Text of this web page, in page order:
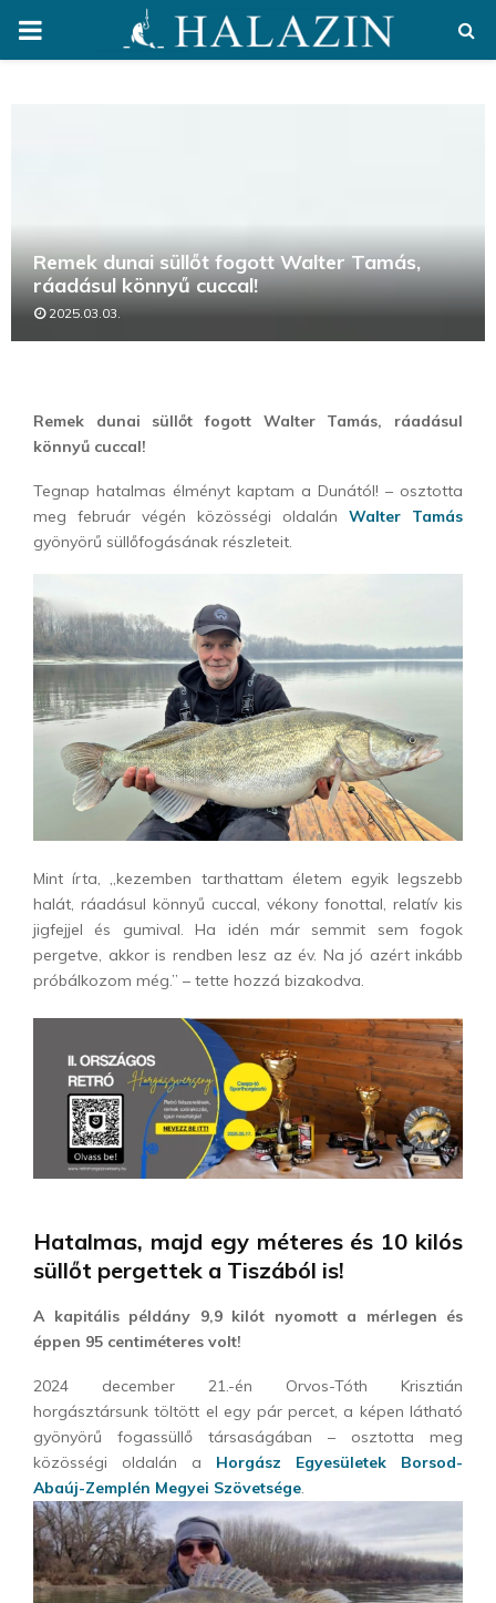
PRIMARY
Remek dunai süllőt fogott Walter Tamás,
ráadásul könnyű cuccal!
2025.03.03.
Remek dunai süllőt fogott Walter Tamás, ráadásul
könnyű cuccal!
Tegnap hatalmas élményt kaptam a Dunától! – osztotta
meg február végén közösségi oldalán Walter Tamás
gyönyörű süllőfogásának részleteit.
Mint írta, „kezemben tarthattam életem egyik legszebb
halát, ráadásul könnyű cuccal, vékony fonottal, relatív kis
jigfejjel és gumival. Ha idén már semmit sem fogok
pergetve, akkor is rendben lesz az év. Na jó azért inkább
próbálkozom még.” – tette hozzá bizakodva.
Hatalmas, majd egy méteres és 10 kilós
süllőt pergettek a Tiszából is!
A kapitális példány 9,9 kilót nyomott a mérlegen és
éppen 95 centiméteres volt!
2024 december 21.-én Orvos-Tóth Krisztián
horgásztársunk töltött el egy pár percet, a képen látható
gyönyörű fogassüllő társaságában – osztotta meg
közösségi oldalán a Horgász Egyesületek Borsod-
Abaúj-Zemplén Megyei Szövetsége.